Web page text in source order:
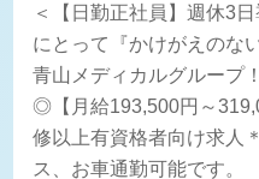
＜【日勤正社員】週休3
にとって『かけがえのな
青山メディカルグループ
◎【月給193,500円～
修以上有資格者向け求人
ス、お車通勤可能です。